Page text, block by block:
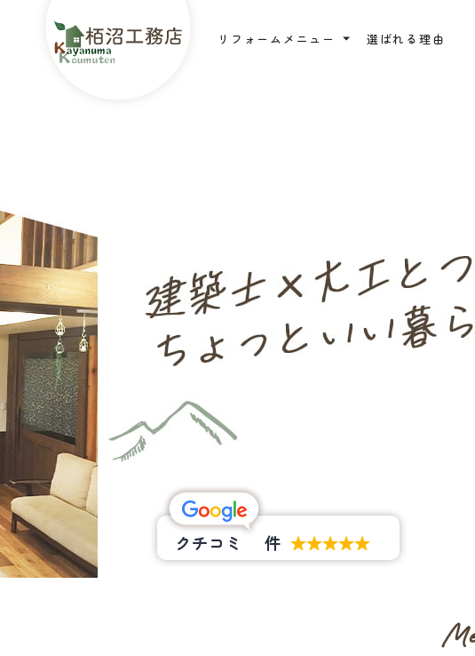
リフォームメニュー 選ばれる理由
クチコミ 件 ★★★★★
★★★★★